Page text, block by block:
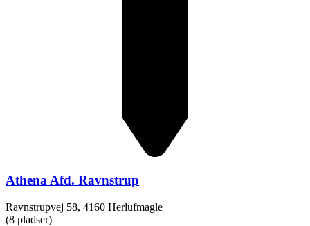
Athena Afd. Ravnstrup
Ravnstrupvej 58, 4160 Herlufmagle
(8 pladser)